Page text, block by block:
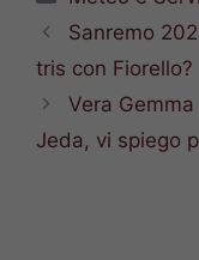
Sanremo
tris con Fiorello?
Vera
Jeda, vi spiego